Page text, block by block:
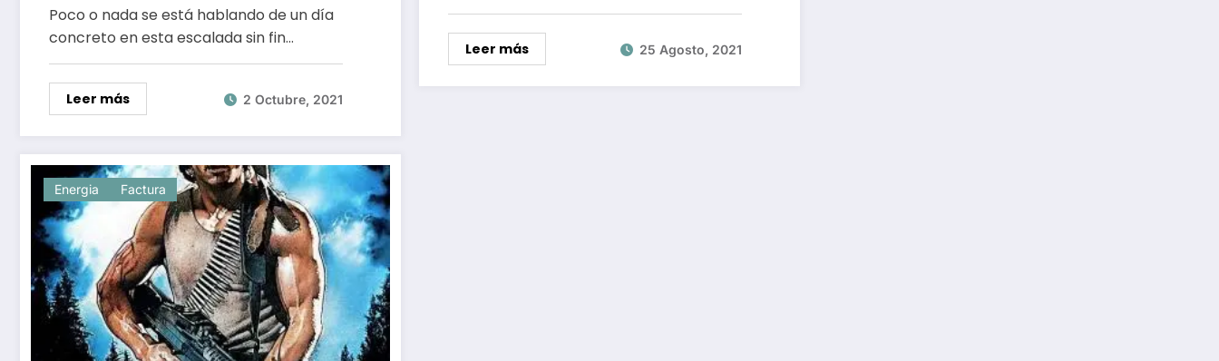
Poco o nada se está hablando de un día
concreto en esta escalada sin fin…
Leer más 2 Octubre, 2021
Leer más 25 Agosto, 2021
Energia Factura